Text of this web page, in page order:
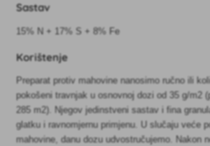
Sastav
15% N + 17% S + 8% Fe
Korištenje
Preparat protiv mahovine nanosimo ručno ili
pokošeni travnjak u osnovnoj dozi od 35 g/m2
285 m2). Njegov jedinstveni sastav i fina
glatku i ravnomjernu primjenu. U slučaju veće
mahovine, danu dozu udvostručujemo. Nakon